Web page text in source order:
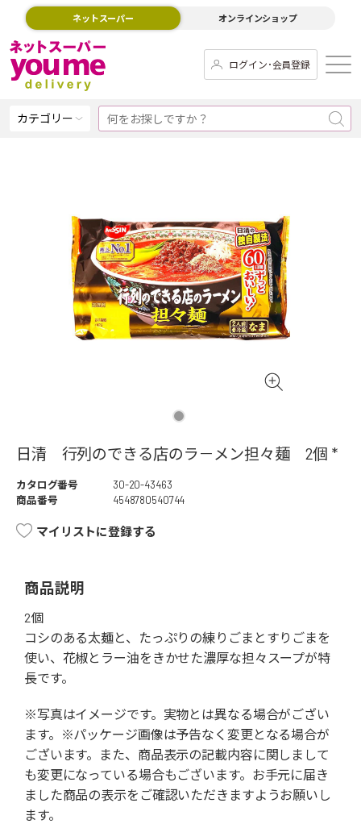
ネットスーパー オンラインショップ
ログイン･会員登録
カテゴリー
日清 行列のできる店のラ－メン担々麺 2個 *
カタログ番号
30-20-43463
商品番号
4548780540744
マイリストに登録する
商品説明
2個
コシのある太麺と、たっぷりの練りごまとすりごまを
使い、花椒とラー油をきかせた濃厚な担々スープが特
長です。
※写真はイメージです。実物とは異なる場合がござい
ます。※パッケージ画像は予告なく変更となる場合が
ございます。また、商品表示の記載内容に関しまして
も変更になっている場合もございます。お手元に届き
ました商品の表示をご確認いただきますようお願いし
ます。